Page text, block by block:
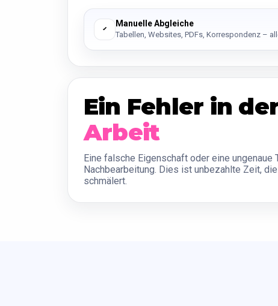
Manuelle Abgleiche
Tabellen, Websites, PDFs, Korrespondenz –
Ein Fehler in
Arbeit
Eine falsche Eigenschaft oder eine ungenaue
Nachbearbeitung. Dies ist unbezahlte Zeit,
schmälert.